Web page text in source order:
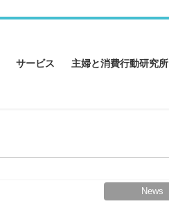
サービス 主婦と消費行動研究所
News